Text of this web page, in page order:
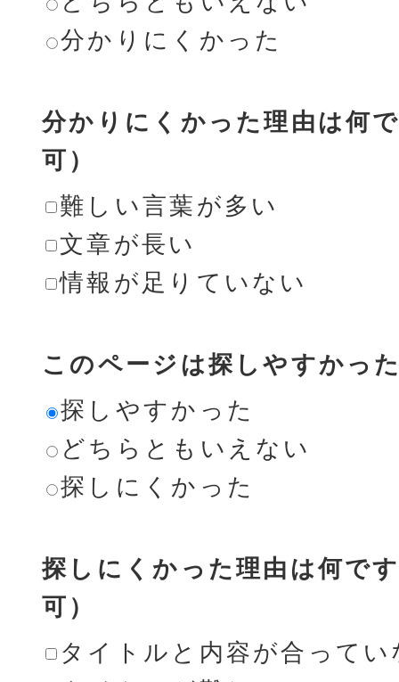
分かりにくかった
分かりにくかった理由は何
可）
難しい言葉が多い
文章が長い
情報が足りていない
このページは探しやすかっ
探しやすかった
どちらともいえない
探しにくかった
探しにくかった理由は何で
可）
タイトルと内容が合ってい